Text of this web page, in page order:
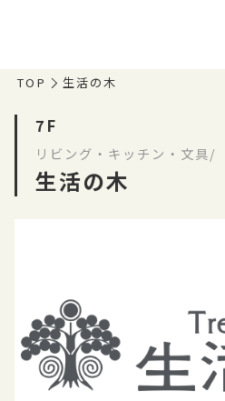
TOP 生活の木
7F
リビング・キッチン・文具/
生活の木